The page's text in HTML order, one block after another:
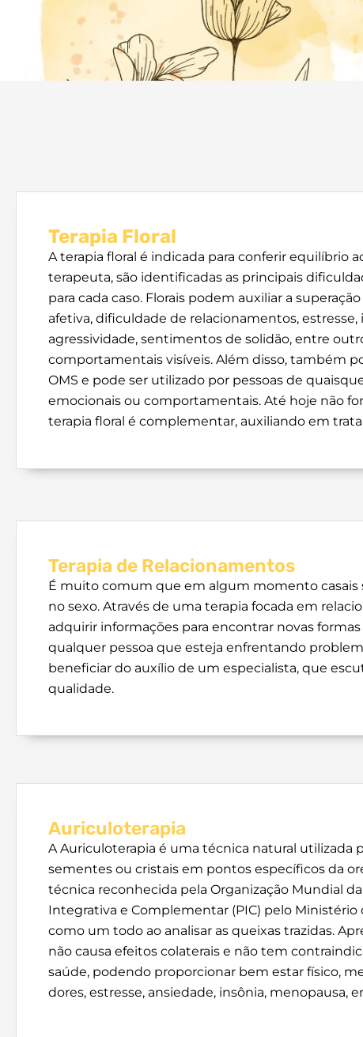
Terapia Floral
A terapia floral é indicada para conferir equilíbrio
terapeuta, são identificadas as principais
para cada caso. Florais podem auxiliar a
afetiva, dificuldade de relacionamentos,
agressividade, sentimentos de solidão, entre
comportamentais visíveis. Além disso, também
OMS e pode ser utilizado por pessoas de
emocionais ou comportamentais. Até hoje não
terapia floral é complementar, auxiliando em
Terapia de Relacionamentos
É muito comum que em algum momento
no sexo. Através de uma terapia focada em
adquirir informações para encontrar novas
qualquer pessoa que esteja enfrentando
beneficiar do auxílio de um especialista, que
qualidade.
Auriculoterapia
A Auriculoterapia é uma técnica natural utilizada
sementes ou cristais em pontos específicos da
técnica reconhecida pela Organização Mundial
Integrativa e Complementar (PIC) pelo
como um todo ao analisar as queixas trazidas.
não causa efeitos colaterais e não tem
saúde, podendo proporcionar bem estar físico,
dores, estresse, ansiedade, insônia, menopausa,